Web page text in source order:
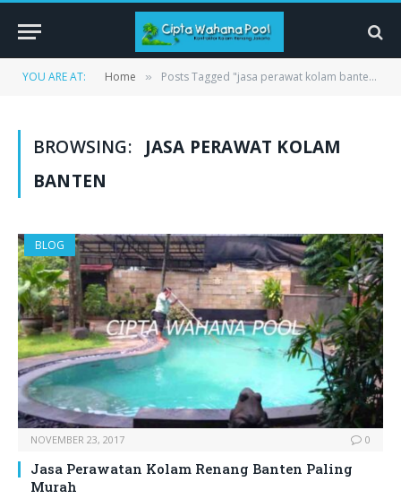
YOU ARE AT: Home » Posts Tagged "jasa perawat kolam banten"
BROWSING:
JASA PERAWAT KOLAM
BANTEN
BLOG
NOVEMBER 23, 2017 0
Jasa Perawatan Kolam Renang Banten Paling
Murah